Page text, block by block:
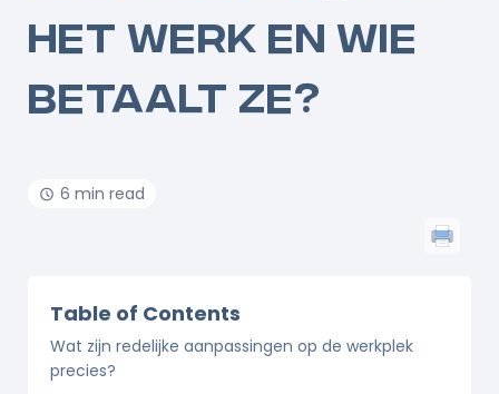
HET WERK EN WIE
BETAALT ZE?
6 min read
Table of Contents
Wat zijn redelijke aanpassingen op de werkplek
precies?